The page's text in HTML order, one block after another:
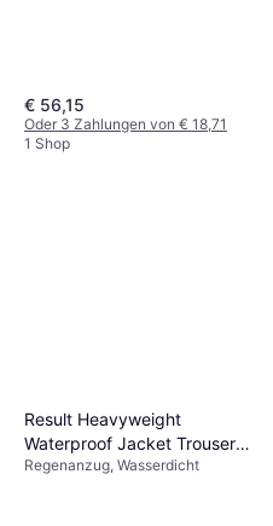
€ 56,15
Oder 3 Zahlungen von € 18,71
1 Shop
Result Heavyweight
Waterproof Jacket Trouser
Set - Blau
Regenanzug, Wasserdicht